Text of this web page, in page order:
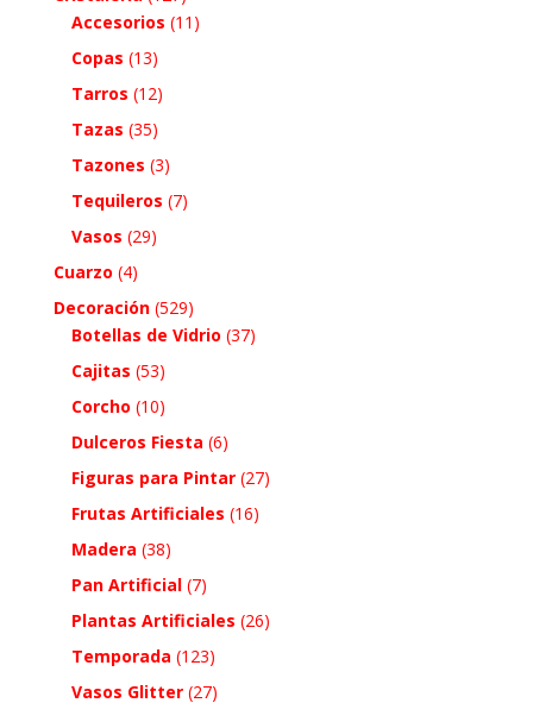
Accesorios (11)
Copas (13)
Tarros (12)
Tazas (35)
Tazones (3)
Tequileros (7)
Vasos (29)
Cuarzo (4)
Decoración (529)
Botellas de Vidrio (37)
Cajitas (53)
Corcho (10)
Dulceros Fiesta (6)
Figuras para Pintar (27)
Frutas Artificiales (16)
Madera (38)
Pan Artificial (7)
Plantas Artificiales (26)
Temporada (123)
Vasos Glitter (27)